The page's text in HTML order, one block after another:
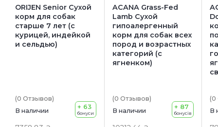
ORIJEN Senior Сухой
корм для собак
старше 7 лет (с
курицей, индейкой
и сельдью)
(0 Отзывов)
В наличии
+ 63
бонуси
ACANA Grass-Fed
Lamb Сухой
гипоалергенный
корм для собак всех
пород и возрастных
категорий (с
ягненком)
(0 Отзывов)
В наличии
+ 87
бонусів
(0
В